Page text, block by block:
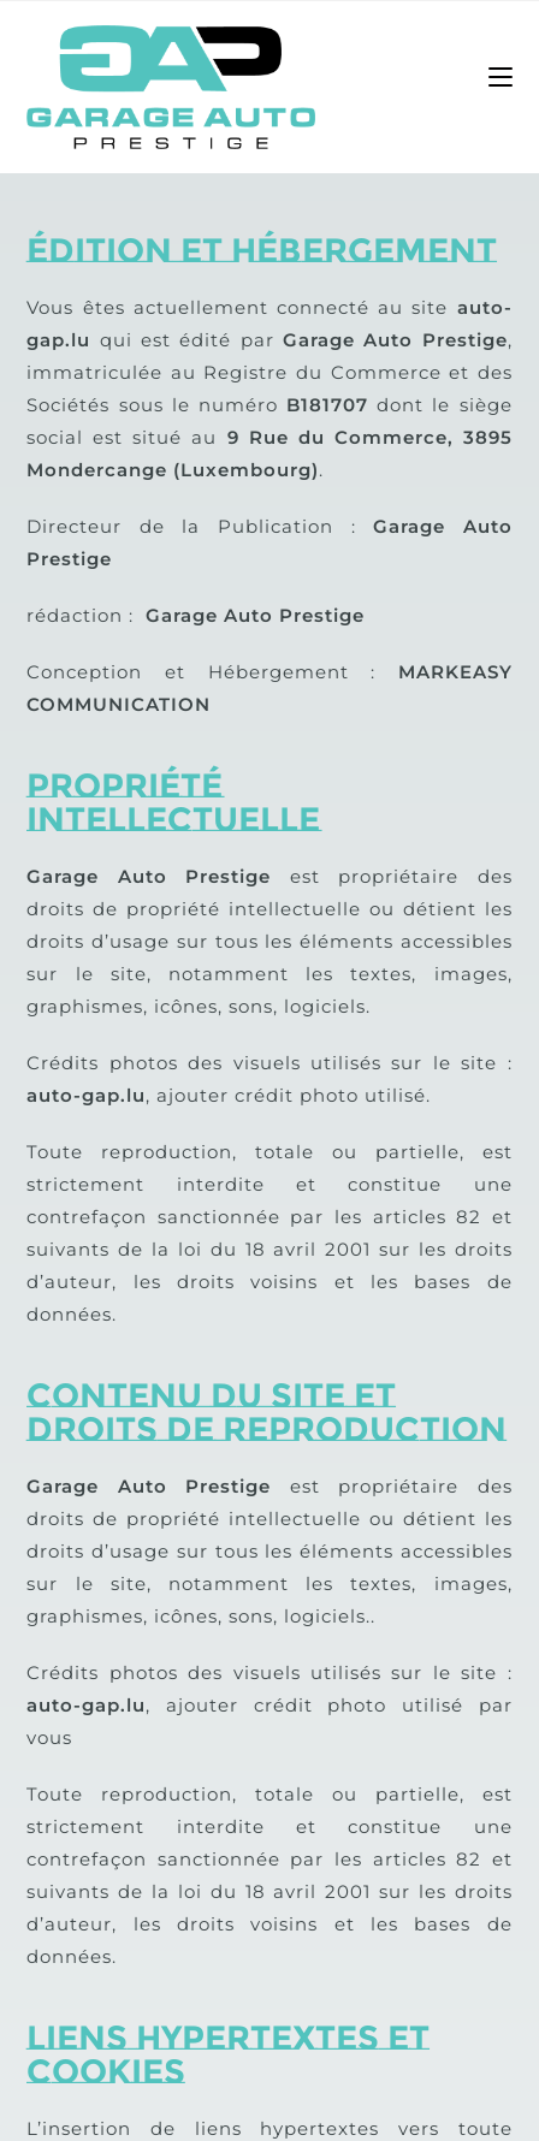
Édition et hébergement
Vous êtes actuellement connecté au site auto-
gap.lu qui est édité par Garage Auto Prestige,
immatriculée au Registre du Commerce et des
Sociétés sous le numéro B181707 dont le siège
social est situé au 9 Rue du Commerce, 3895
Mondercange (Luxembourg).
Directeur de la Publication :Garage Auto
Prestige
rédaction :Garage Auto Prestige
Conception et Hébergement : MARKEASY
COMMUNICATION
Propriété
intellectuelle
Garage Auto Prestige est propriétaire des
droits de propriété intellectuelle ou détient les
droits d’usage sur tous les éléments accessibles
sur le site, notamment les textes, images,
graphismes, icônes, sons, logiciels.
Crédits photos des visuels utilisés sur le site :
auto-gap.lu, ajouter crédit photo utilisé.
Toute reproduction, totale ou partielle, est
strictement interdite et constitue une
contrefaçon sanctionnée par les articles 82 et
suivants de la loi du 18 avril 2001 sur les droits
d’auteur, les droits voisins et les bases de
données.
Contenu du site et
droits de reproduction
Garage Auto Prestige est propriétaire des
droits de propriété intellectuelle ou détient les
droits d’usage sur tous les éléments accessibles
sur le site, notamment les textes, images,
graphismes, icônes, sons, logiciels..
Crédits photos des visuels utilisés sur le site :
auto-gap.lu, ajouter crédit photo utilisé par
vous
Toute reproduction, totale ou partielle, est
strictement interdite et constitue une
contrefaçon sanctionnée par les articles 82 et
suivants de la loi du 18 avril 2001 sur les droits
d’auteur, les droits voisins et les bases de
données.
Liens hypertextes et
cookies
L’insertion de liens hypertextes vers toute